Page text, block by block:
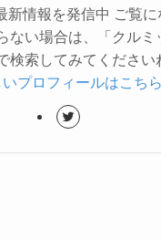
新情報を発信中 ご覧に
ない場合は、「クル
検索してみてください
プロフィールはこちら